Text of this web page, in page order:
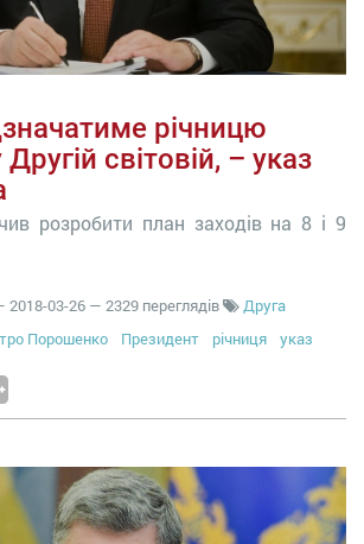
річницю
світовій, – указ
розробити план заходів на 8 і 9
2018-03-26 — 2329 переглядів
Друга
Порошенко Президент річниця указ